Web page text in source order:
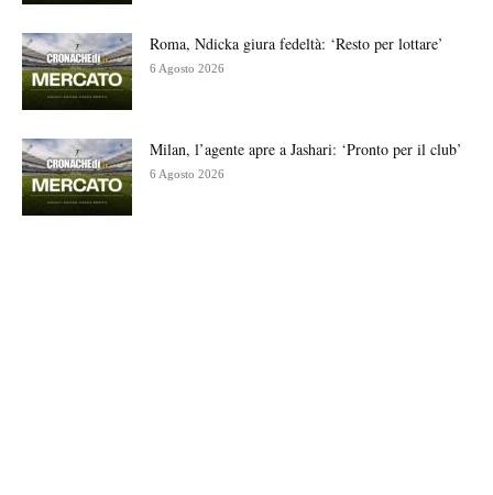
Roma, Ndicka giura fedeltà: ‘Resto per lottare’
6 Agosto 2026
Milan, l’agente apre a Jashari: ‘Pronto per il club’
6 Agosto 2026